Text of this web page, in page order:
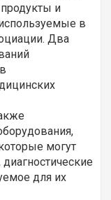
и
в
Два
могут
для их